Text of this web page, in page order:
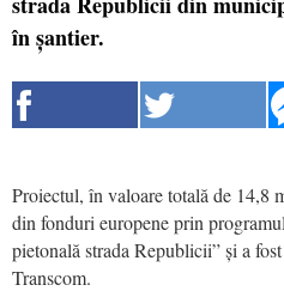
în șantier.
Proiectul, în valoare totală de 14,8
din fonduri europene prin
pietonală strada Republicii” și a
Transcom.